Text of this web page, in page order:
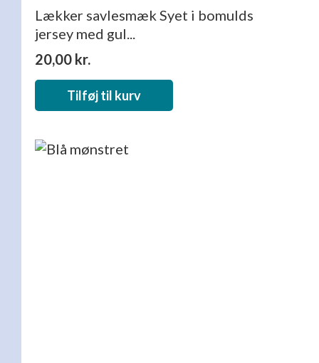
Lækker savlesmæk Syet i bomulds
jersey med gul...
20,00 kr.
Tilføj til kurv